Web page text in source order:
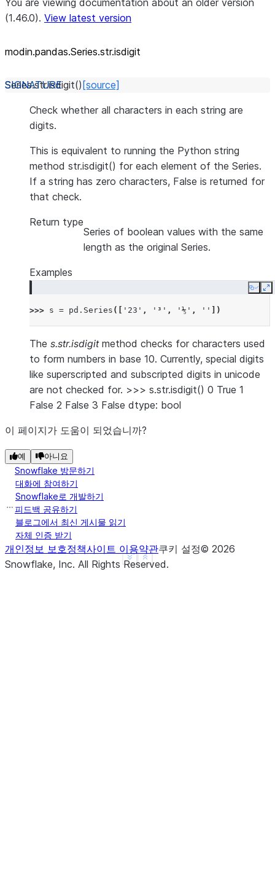
You are viewing documentation about an older version
(1.46.0). View latest version
modin.pandas.Series.str.isdigit
Series.str.isdigit() [source]
Check whether all characters in each string are
digits.
This is equivalent to running the Python string
method str.isdigit() for each element of the Series.
If a string has zero characters, False is returned for
that check.
Return type
Series of boolean values with the same
length as the original Series.
Examples
Copy
>>> s = pd . Series ([ '23' , '³' , '⅕' , '' ])
Show less
See more
The s.str.isdigitmethod checks for characters used
to form numbers in base 10. Currently, special digits
like superscripted and subscripted digits in unicode
are not checked for. >>> s.str.isdigit() 0 True 1
False 2 False 3 False dtype: bool
이 페이지가 도움이 되었습니까?
예 아니요
Snowflake 방문하기
대화에 참여하기
Snowflake로 개발하기
피드백 공유하기
블로그에서 최신 게시물 읽기
자체 인증 받기
개인정보 보호정책사이트 이용약관쿠키 설정© 2026
Snowflake, Inc. All Rights Reserved.